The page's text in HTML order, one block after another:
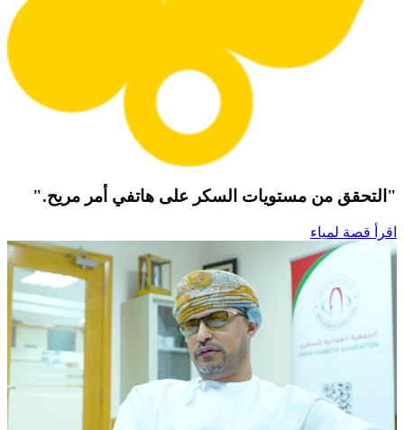
"التحقق من مستويات السكر على هاتفي أمر مريح."
اقرأ قصة لمياء